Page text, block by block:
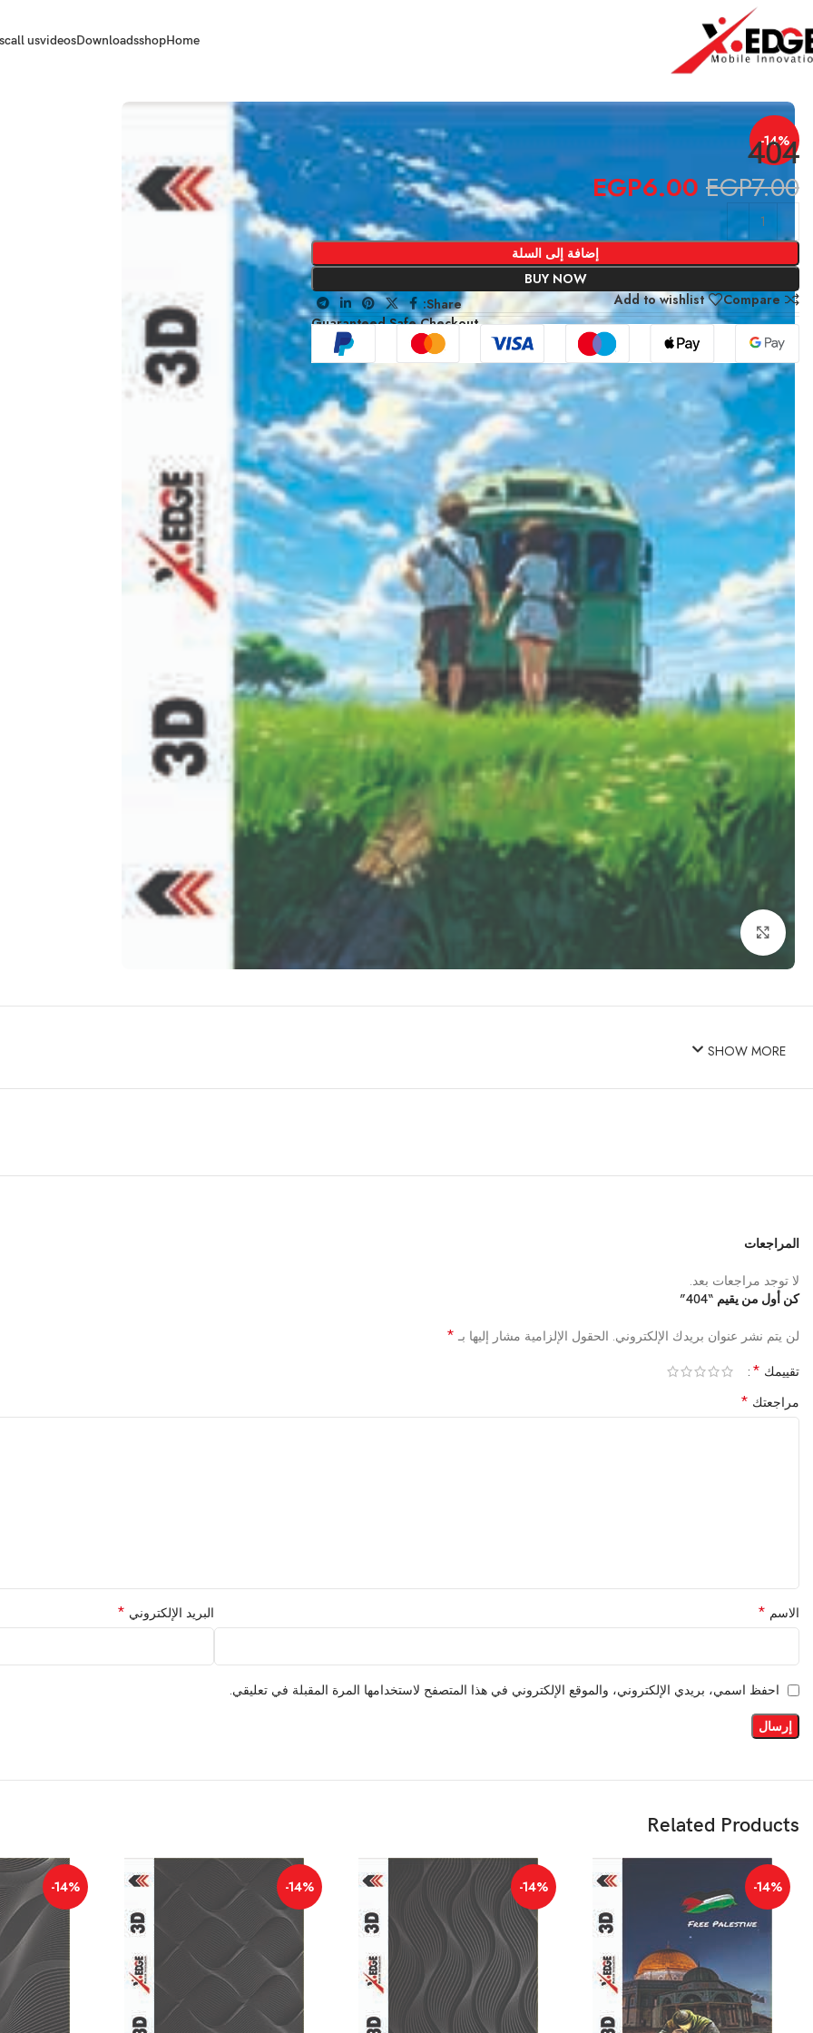
Home
shop
Downloads
videos
call us
الرئيسية 3D SKIN Mobile
-14%
Click to enlarge
404
EGP7.00
EGP6.00
إضافة إلى السلة
BUY NOW
Compare
Add to wishlist
Share:
Guaranteed Safe Checkout
SHOW MORE
المراجعات
لا توجد مراجعات بعد.
كن أول من يقيم “404”
لن يتم نشر عنوان بريدك الإلكتروني. الحقول الإلزامية مشار إليها بـ *
تقييمك *
مراجعتك *
الاسم * البريد الإلكتروني *
احفظ اسمي، بريدي الإلكتروني، والموقع الإلكتروني في هذا المتصفح لاستخدامها المرة المقبلة في تعليقي.
Related Products
-14%
-14%
-14%
-14%